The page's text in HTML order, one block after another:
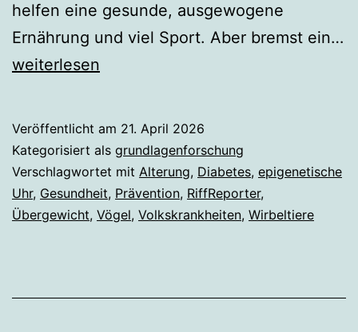
helfen eine gesunde, ausgewogene
Ernährung und viel Sport. Aber bremst ein…
Pinguine
leben
länger,
aber
altern
weiterlesen
Veröffentlicht am 21. April 2026
Kategorisiert als grundlagenforschung
Verschlagwortet mit Alterung, Diabetes, epigenetische
Uhr, Gesundheit, Prävention, RiffReporter,
Übergewicht, Vögel, Volkskrankheiten, Wirbeltiere